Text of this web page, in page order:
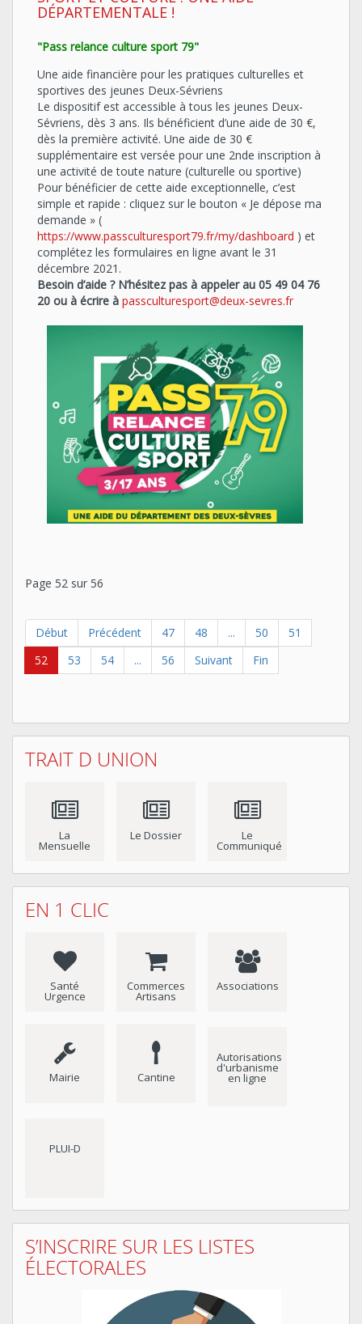
DÉPARTEMENTALE !
"Pass relance culture sport 79"
Une aide financière pour les pratiques culturelles et
sportives des jeunes Deux-Sévriens
Le dispositif est accessible à tous les jeunes Deux-
Sévriens, dès 3 ans. Ils bénéficient d’une aide de 30 €,
dès la première activité. Une aide de 30 €
supplémentaire est versée pour une 2nde inscription à
une activité de toute nature (culturelle ou sportive)
Pour bénéficier de cette aide exceptionnelle, c’est
simple et rapide : cliquez sur le bouton « Je dépose ma
demande » (
https://www.passculturesport79.fr/my/dashboard ) et
complétez les formulaires en ligne avant le 31
décembre 2021.
Besoin d’aide ? N’hésitez pas à appeler au 05 49 04 76
20 ou à écrire à passculturesport@deux-sevres.fr
Page 52 sur 56
Début Précédent 47 48 ... 50
51
52
53 54 ... 56 Suivant Fin
TRAIT D UNION
La
Mensuelle
Le Dossier Le
Communiqué
EN 1 CLIC
Santé
Urgence
Commerces
Artisans
Associations
Mairie Cantine
Autorisations
d'urbanisme
en ligne
PLUI-D
S’INSCRIRE SUR LES LISTES
ÉLECTORALES